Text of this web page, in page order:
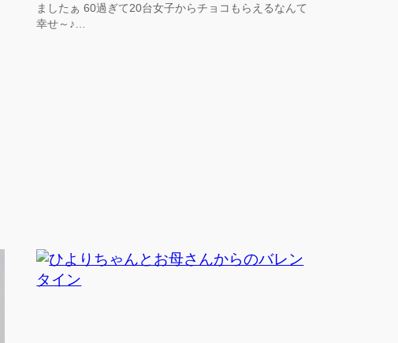
ましたぁ 60過ぎて20台女子からチョコもらえるなんて
幸せ～♪…